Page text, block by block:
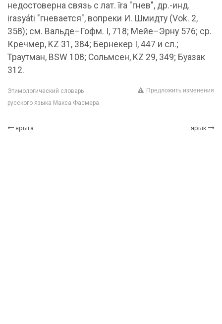
недостоверна связь с лат. īrа "гнев", др.-инд.
irasyáti "гневается", вопреки И. Шмидту (Vok. 2,
358); см. Вальде–Гофм. I, 718; Мейе–Эрну 576; ср.
Кречмер, KZ 31, 384; Бернекер I, 447 и сл.;
Траутман, ВSW 108; Сольмсен, KZ 29, 349; Буазак
312.
Этимологический словарь
русского языка Макса Фасмера
Предложить изменения
ярыга ярык